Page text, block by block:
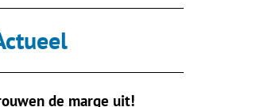
de marge uit!